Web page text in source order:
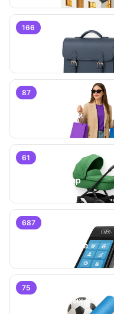
166
87
Личные вещи
61
Детский мир
687
Оборудование
75
Хобби, отдых и